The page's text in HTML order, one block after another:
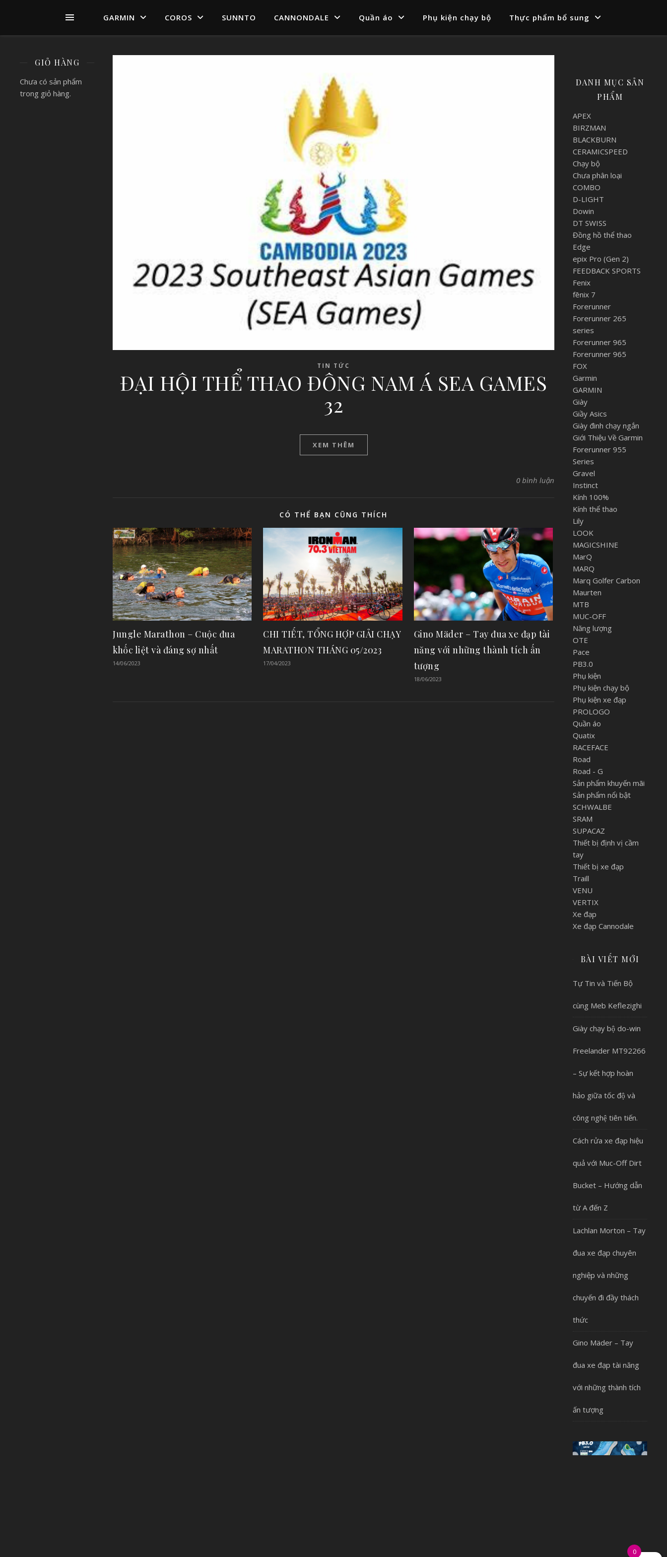
GARMIN COROS SUNNTO CANNONDALE Quần áo Phụ kiện chạy bộ Thực phẩm bổ sung
GIỎ HÀNG
Chưa có sản phẩm
trong giỏ hàng.
TIN TỨC
ĐẠI HỘI THỂ THAO ĐÔNG NAM Á SEA GAMES
32
XEM THÊM
0 bình luận
CÓ THỂ BẠN CŨNG THÍCH
Jungle Marathon – Cuộc đua
khốc liệt và đáng sợ nhất
14/06/2023
CHI TIẾT, TỔNG HỢP GIẢI CHẠY
MARATHON THÁNG 05/2023
17/04/2023
Gino Mäder – Tay đua xe đạp tài
năng với những thành tích ấn
tượng
18/06/2023
DANH MỤC SẢN
PHẨM
APEX
BIRZMAN
BLACKBURN
CERAMICSPEED
Chạy bộ
Chưa phân loại
COMBO
D-LIGHT
Dowin
DT SWISS
Đồng hồ thể thao
Edge
epix Pro (Gen 2)
FEEDBACK SPORTS
Fenix
fēnix 7
Forerunner
Forerunner 265
series
Forerunner 965
Forerunner 965
FOX
Garmin
GARMIN
Giày
Giầy Asics
Giày đinh chạy ngắn
Giới Thiệu Về Garmin
Forerunner 955
Series
Gravel
Instinct
Kính 100%
Kính thể thao
Lily
LOOK
MAGICSHINE
MarQ
MARQ
Marq Golfer Carbon
Maurten
MTB
MUC-OFF
Năng lượng
OTE
Pace
PB3.0
Phụ kiện
Phụ kiện chạy bộ
Phụ kiện xe đạp
PROLOGO
Quần áo
Quatix
RACEFACE
Road
Road - G
Sản phẩm khuyến mãi
Sản phẩm nổi bật
SCHWALBE
SRAM
SUPACAZ
Thiết bị định vị cầm
tay
Thiết bị xe đạp
Traill
VENU
VERTIX
Xe đạp
Xe đạp Cannodale
BÀI VIẾT MỚI
Tự Tin và Tiến Bộ
cùng Meb Keflezighi
Giày chạy bộ do-win
Freelander MT92266
– Sự kết hợp hoàn
hảo giữa tốc độ và
công nghệ tiên tiến.
Cách rửa xe đạp hiệu
quả với Muc-Off Dirt
Bucket – Hướng dẫn
từ A đến Z
Lachlan Morton – Tay
đua xe đạp chuyên
nghiệp và những
chuyến đi đầy thách
thức
Gino Mäder – Tay
đua xe đạp tài năng
với những thành tích
ấn tượng
0